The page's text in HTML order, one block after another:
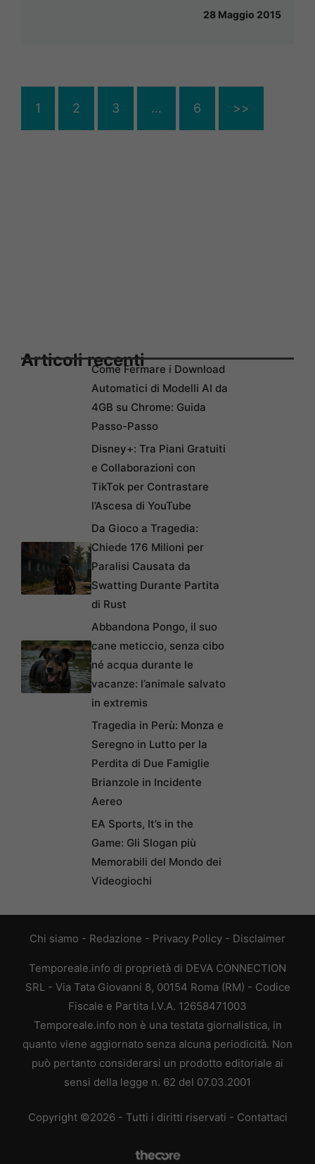
28 Maggio 2015
1 2 3 … 6 >>
Articoli recentiCome Fermare i Download
Automatici di Modelli AI da
4GB su Chrome: Guida
Passo-Passo
Disney+: Tra Piani Gratuiti
e Collaborazioni con
TikTok per Contrastare
l’Ascesa di YouTube
Da Gioco a Tragedia:
Chiede 176 Milioni per
Paralisi Causata da
Swatting Durante Partita
di Rust
Abbandona Pongo, il suo
cane meticcio, senza cibo
né acqua durante le
vacanze: l’animale salvato
in extremis
Tragedia in Perù: Monza e
Seregno in Lutto per la
Perdita di Due Famiglie
Brianzole in Incidente
Aereo
EA Sports, It’s in the
Game: Gli Slogan più
Memorabili del Mondo dei
Videogiochi
Chi siamo - Redazione - Privacy Policy - Disclaimer
Temporeale.info di proprietà di DEVA CONNECTION
SRL - Via Tata Giovanni 8, 00154 Roma (RM) - Codice
Fiscale e Partita I.V.A. 12658471003
Temporeale.info non è una testata giornalistica, in
quanto viene aggiornato senza alcuna periodicità. Non
può pertanto considerarsi un prodotto editoriale ai
sensi della legge n. 62 del 07.03.2001
Copyright ©2026 - Tutti i diritti riservati - Contattaci